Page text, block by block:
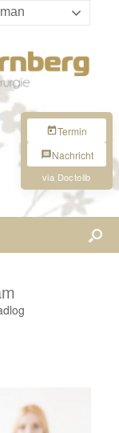
Termin
Nachricht
via Doctolib